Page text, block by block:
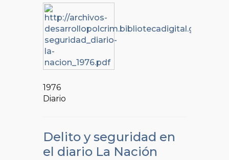
1976
Diario
Delito y seguridad en
el diario La Nación